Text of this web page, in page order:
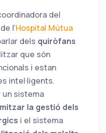
del
l’Hospital Mútua
dels quiròfans
que són
i estan
intel·ligents.
un sistema
la gestió dels
i el sistema